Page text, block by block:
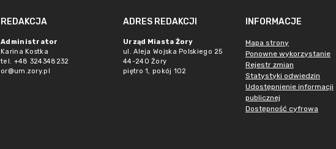
REDAKCJA
Administrator
Karina Kostka
tel. +48 324348232
or@um.zory.pl
ADRES REDAKCJI
Urząd Miasta Żory
ul. Aleja Wojska Polskiego 25
44-240 Żory
piętro 1, pokój 102
INFORMACJE
Mapa strony
Ponowne wykorzystanie
Rejestr zmian
Statystyki odwiedzin
Udostępnienie informacji
publicznej
Dostępność cyfrowa